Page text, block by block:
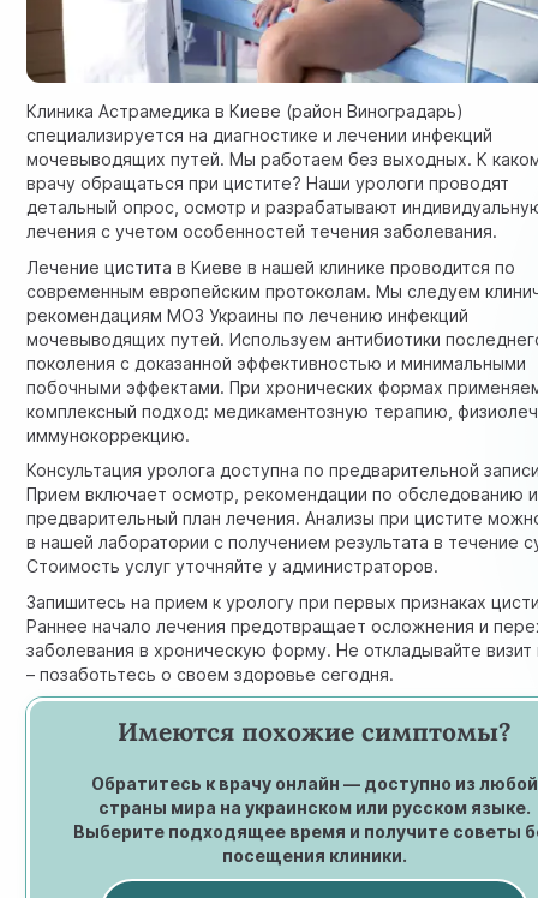
Клиника Астрамедика в Киеве (район Виноградарь)
специализируется на диагностике и лечении инфекций
мочевыводящих путей. Мы работаем без выходных. К
врачу обращаться при цистите? Наши урологи проводят
детальный опрос, осмотр и разрабатывают
лечения с учетом особенностей течения заболевания.
Лечение цистита в Киеве в нашей клинике проводится по
современным европейским протоколам. Мы следуем
рекомендациям МОЗ Украины по лечению инфекций
мочевыводящих путей. Используем антибиотики
поколения с доказанной эффективностью и минимальными
побочными эффектами. При хронических формах
комплексный подход: медикаментозную терапию,
иммунокоррекцию.
Консультация уролога доступна по предварительной
Прием включает осмотр, рекомендации по обследованию и
предварительный план лечения. Анализы при цистите
в нашей лаборатории с получением результата в течение
Стоимость услуг уточняйте у администраторов.
Запишитесь на прием к урологу при первых признаках
Раннее начало лечения предотвращает осложнения и
заболевания в хроническую форму. Не откладывайте визит
– позаботьтесь о своем здоровье сегодня.
Имеются похожие симптомы?
Обратитесь к врачу онлайн — доступно из любой
страны мира на украинском или русском языке.
Выберите подходящее время и получите советы
посещения клиники.